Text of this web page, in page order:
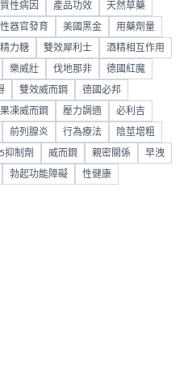
性病因 產品功效 天然草藥
性器官發育 美國黑金 用藥劑量
精力糖 雙效犀利士 酒精相互作用
樂威壯 伐地那非 德國紅魔
雙效威而鋼 德國必邦
果凍威而鋼 壓力調適 必利吉
前列腺炎 行為療法 陰莖增粗
抑制劑 威而鋼 親密關係 早洩
勃起功能障礙 性健康